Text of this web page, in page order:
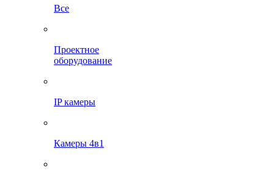
Все
Проектное
оборудование
IP камеры
Камеры 4в1